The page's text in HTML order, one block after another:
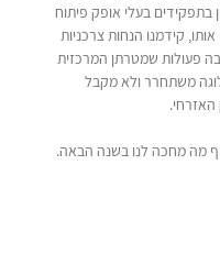
בתפקידים בעלי אופק פיתוח
קידמנו הנחות צרכניות
פעולות שמטרתן המרכזית
משתחרר ולא מקבל